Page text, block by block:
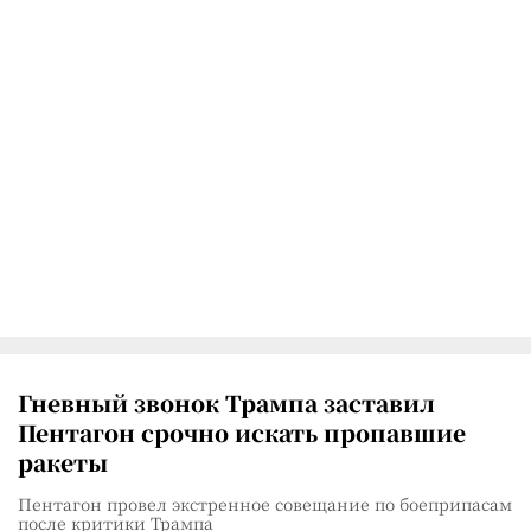
Гневный звонок Трампа заставил
Пентагон срочно искать пропавшие
ракеты
Пентагон провел экстренное совещание по боеприпасам
после критики Трампа